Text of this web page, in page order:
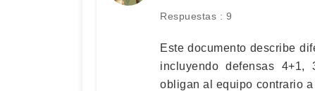
Respuestas : 9
Este documento describe
incluyendo defensas
obligan al equipo contrario